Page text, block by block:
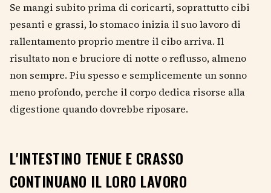
Se mangi subito prima di coricarti, soprattutto cibi
pesanti e grassi, lo stomaco inizia il suo lavoro di
rallentamento proprio mentre il cibo arriva. Il
risultato non e bruciore di notte o reflusso, almeno
non sempre. Piu spesso e semplicemente un sonno
meno profondo, perche il corpo dedica risorse alla
digestione quando dovrebbe riposare.
L'INTESTINO TENUE E CRASSO
CONTINUANO IL LORO LAVORO